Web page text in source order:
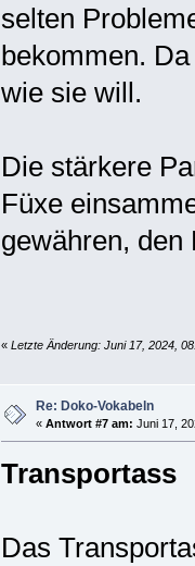
selten
bekommen.
wie sie will.
Die stärkere
Füxe
gewähren, den
« Letzte Änderung: Juni 17, 2024,
Re: Doko-Vokabeln
« Antwort #7 am: Juni 17,
Transportass
Das